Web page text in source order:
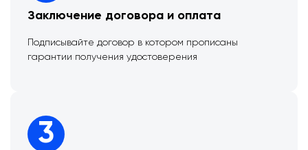
Заключение договора и оплата
Подписывайте договор в котором прописаны
гарантии получения удостоверения
3